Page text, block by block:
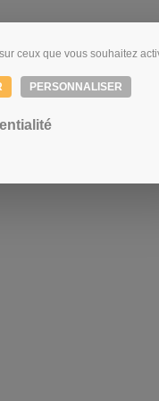
ceux que vous souhaitez
PERSONNALISER